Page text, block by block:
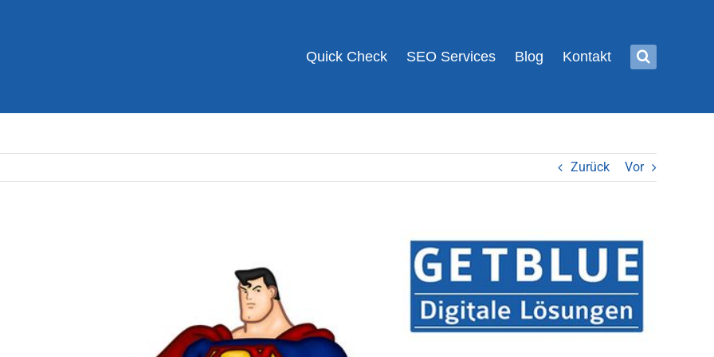
Quick Check SEO Services Blog Kontakt
Zurück Vor